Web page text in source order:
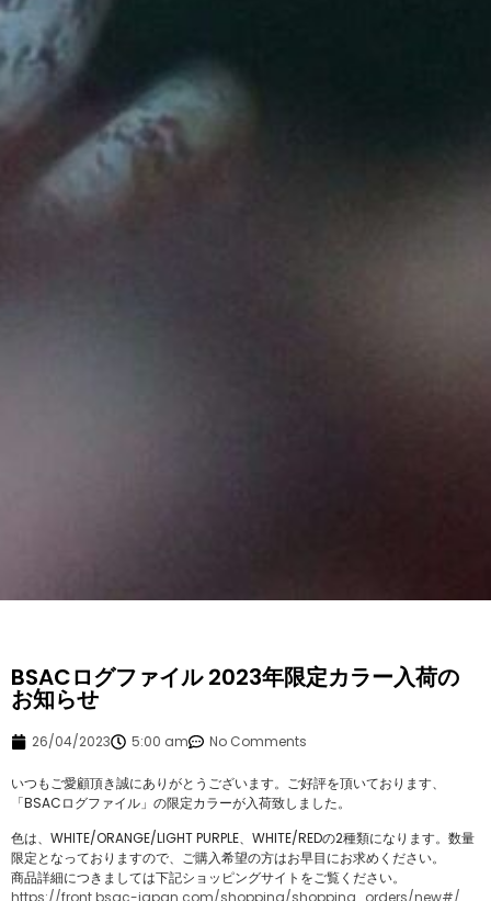
BSACログファイル 2023年限定カラー入荷の
お知らせ
26/04/2023 5:00 am No Comments
いつもご愛顧頂き誠にありがとうございます。ご好評を頂いております、
「BSACログファイル」の限定カラーが入荷致しました。
色は、WHITE/ORANGE/LIGHT PURPLE、WHITE/REDの2種類になります。数量
限定となっておりますので、ご購入希望の方はお早目にお求めください。
商品詳細につきましては下記ショッピングサイトをご覧ください。
https://front.bsac-japan.com/shopping/shopping_orders/new#/